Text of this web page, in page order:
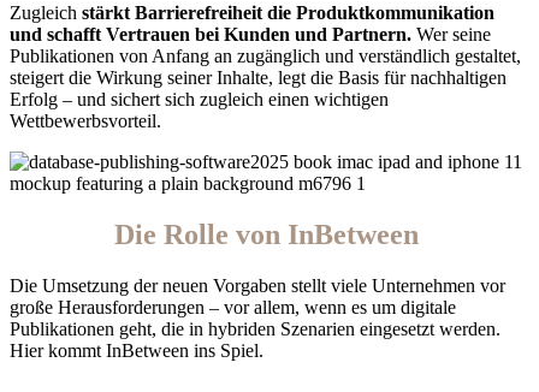
Zugleich stärkt Barrierefreiheit die Produktkommunikation
und schafft Vertrauen bei Kunden und Partnern. Wer seine
Publikationen von Anfang an zugänglich und verständlich gestaltet,
steigert die Wirkung seiner Inhalte, legt die Basis für nachhaltigen
Erfolg – und sichert sich zugleich einen wichtigen
Wettbewerbsvorteil.
Die Rolle von InBetween
Die Umsetzung der neuen Vorgaben stellt viele Unternehmen vor
große Herausforderungen – vor allem, wenn es um digitale
Publikationen geht, die in hybriden Szenarien eingesetzt werden.
Hier kommt InBetween ins Spiel.